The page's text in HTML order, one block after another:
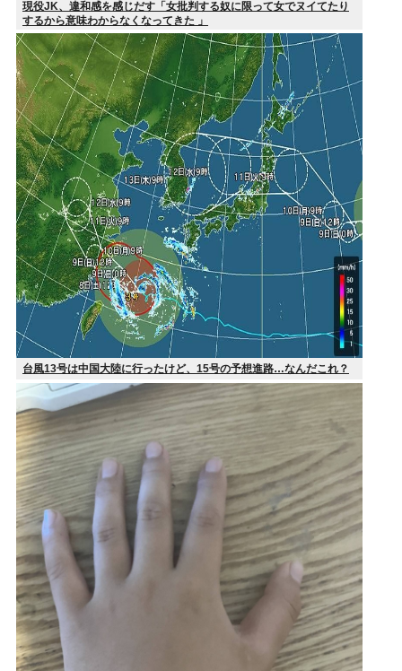
現役JK、違和感を感じだす「女批判する奴に限って女でヌイてたり
するから意味わからなくなってきた 」
台風13号は中国大陸に行ったけど、15号の予想進路…なんだこれ？